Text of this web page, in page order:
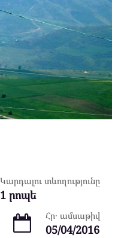
Կարդալու տևողությունը
1 րոպե
Հր․ ամսաթիվ
05/04/2016